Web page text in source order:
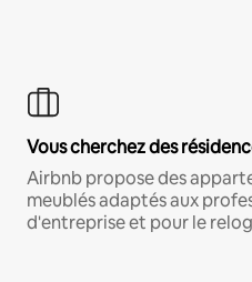
Vous cherchez des
Airbnb propose des
meublés adaptés aux
d'entreprise et pour le